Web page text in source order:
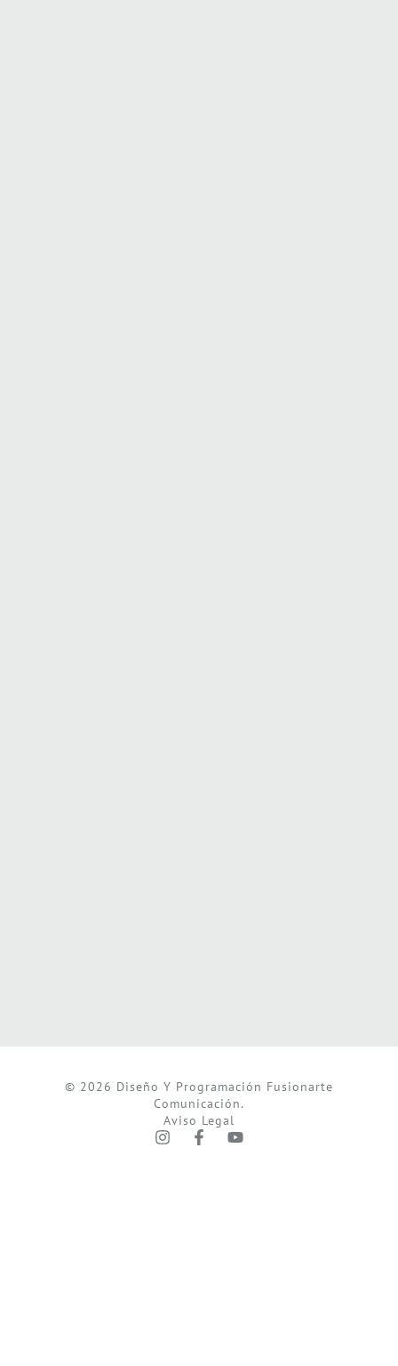
© 2026 Diseño Y Programación Fusionarte
Comunicación.
Aviso Legal